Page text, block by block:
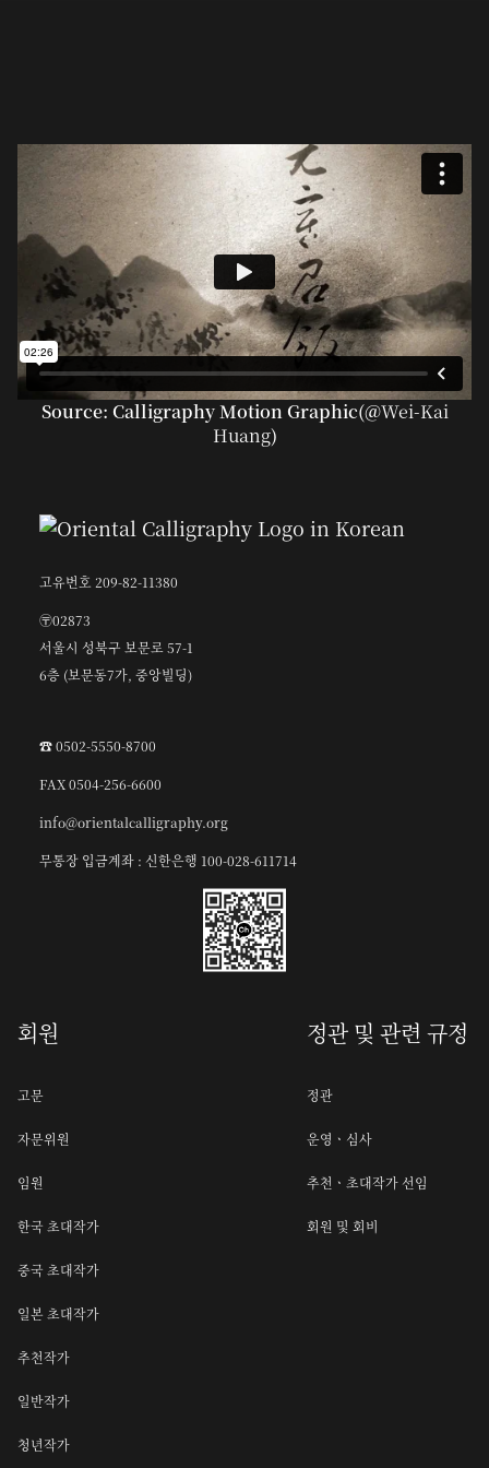
Source: Calligraphy Motion Graphic(@Wei-Kai
Huang)
고유번호 209-82-11380
〶02873
서울시 성북구 보문로 57-1
6층 (보문동7가, 중앙빌딩)
☎︎ 0502-5550-8700
FAX 0504-256-6600
info@orientalcalligraphy.org
무통장 입금계좌 : 신한은행 100-028-611714
회원
고문
자문위원
임원
한국 초대작가
중국 초대작가
일본 초대작가
추천작가
일반작가
청년작가
정관 및 관련 규정
정관
운영ㆍ심사
추천ㆍ초대작가 선임
회원 및 회비